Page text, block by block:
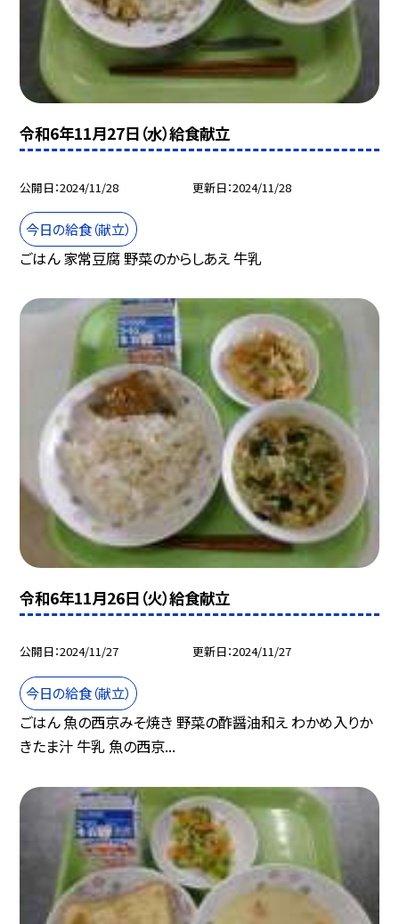
令和6年11月27日（水）給食献立
公開日 2024/11/28 更新日 2024/11/28
今日の給食（献立）
ごはん 家常豆腐 野菜のからしあえ 牛乳
令和6年11月26日（火）給食献立
公開日 2024/11/27 更新日 2024/11/27
今日の給食（献立）
ごはん 魚の西京みそ焼き 野菜の酢醤油和え わかめ入りか
きたま汁 牛乳 魚の西京...